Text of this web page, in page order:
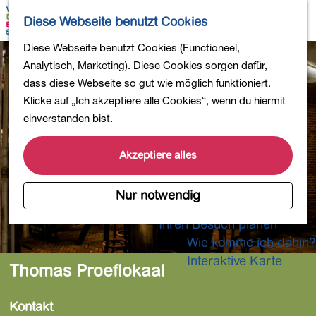
Diese Webseite benutzt Cookies
Diese Webseite benutzt Cookies (Functioneel,
Analytisch, Marketing). Diese Cookies sorgen dafür,
dass diese Webseite so gut wie möglich funktioniert.
Klicke auf „Ich akzeptiere alle Cookies“, wenn du hiermit
einverstanden bist.
Akzeptiere alles
Nur notwendig
G
e
h
e
n
S
i
e
z
u
r
H
K
r
t
e
S
c
h
e
n
e
n
ü
Einkaufen
Essen und Trinken
Kinderaktivitäten
In die Natur
Polder und Seen
Museen und mehr
Aktiv und gesund
4-Tage-Wanderung
Übernachtungen
Ihren Besuch planen
Wie komme ich dahin?
Interaktive Karte
Thomas Proeflokaal
Kontakt